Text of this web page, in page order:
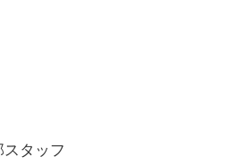
タッフ